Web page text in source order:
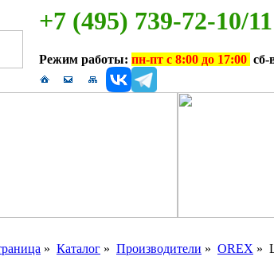
+7 (495) 739-72-10/11
Режим работы: пн-пт с 8:00 до 17:00 сб-
» Каталог » Производители » OREX »